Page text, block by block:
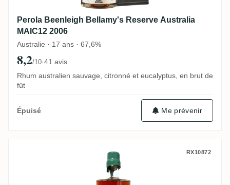
Perola Beenleigh Bellamy's Reserve Australia
MAIC12 2006
Australie · 17 ans · 67,6%
8,2/10·41 avis
Rhum australien sauvage, citronné et eucalyptus, en brut de
fût
Épuisé Me prévenir
Beenleigh Rumclub Private Selection Ed.
RX10872